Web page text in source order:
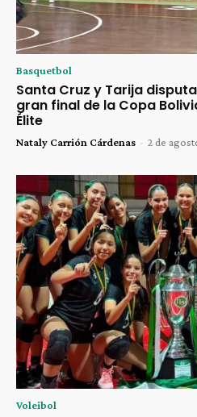
Basquetbol
Santa Cruz y Tarija
gran final de la Copa
Élite
Nataly Carrión Cárdenas - 2 de
Voleibol